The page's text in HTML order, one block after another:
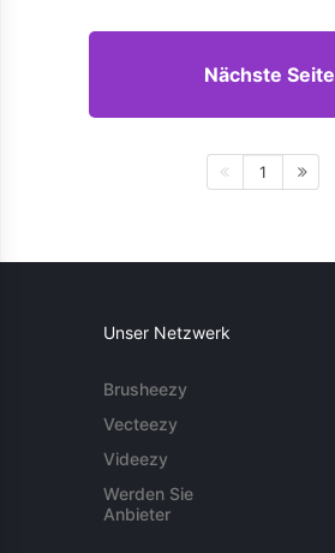
Nächste Seite
1
Unser Netzwerk
Brusheezy
Vecteezy
Videezy
Werden Sie
Anbieter